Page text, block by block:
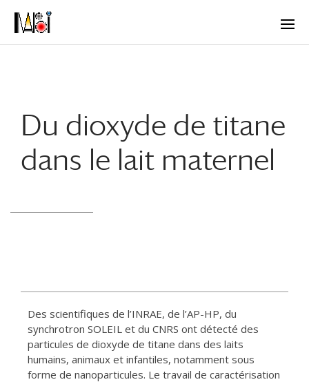
Du dioxyde de titane
dans le lait maternel
Des scientifiques de l’INRAE, de l’AP-HP, du
synchrotron SOLEIL et du CNRS ont détecté des
particules de dioxyde de titane dans des laits
humains, animaux et infantiles, notamment sous
forme de nanoparticules. Le travail de caractérisation